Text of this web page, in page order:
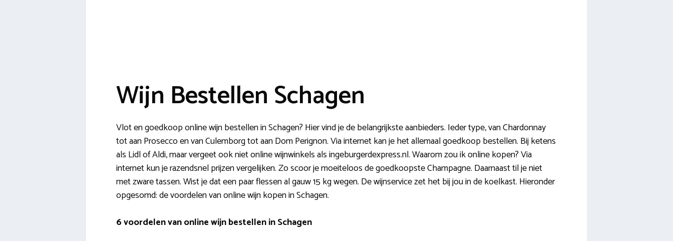
Wijn Bestellen Schagen
Vlot en goedkoop online wijn bestellen in Schagen? Hier vind je de belangrijkste aanbieders. Ieder type, van Chardonnay
tot aan Prosecco en van Culemborg tot aan Dom Perignon. Via internet kan je het allemaal goedkoop bestellen. Bij ketens
als Lidl of Aldi, maar vergeet ook niet online wijnwinkels als ingeburgerdexpress.nl. Waarom zou ik online kopen? Via
internet kun je razendsnel prijzen vergelijken. Zo scoor je moeiteloos de goedkoopste Champagne. Daarnaast til je niet
met zware tassen. Wist je dat een paar flessen al gauw 15 kg wegen. De wijnservice zet het bij jou in de koelkast. Hieronder
opgesomd: de voordelen van online wijn kopen in Schagen.
6 voordelen van online wijn bestellen in Schagen